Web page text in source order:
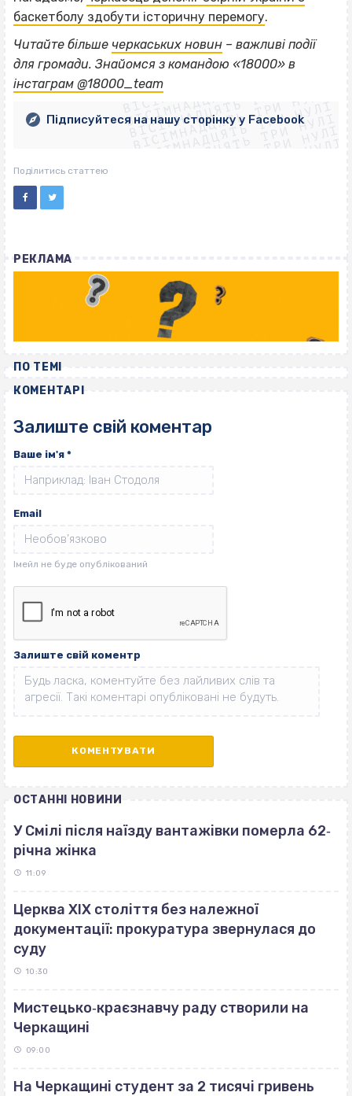
баскетболу здобути історичну перемогу.
Читайте більше черкаських новин – важливі події
для громади. Знайомся з командою «18000» в
інстаграм @18000_teamВІСІМНАДЦЯТЬ ТРИ НУЛІ
ВІСІМНАДЦЯТЬ ТРИ НУЛІ
ВІСІМНАДЦЯТЬ ТРИ НУЛІ
ВІСІМНАДЦЯТЬ ТРИ НУЛІ
ВІСІМНАДЦЯТЬ ТРИ НУЛІ
ВІСІМНАДЦЯТЬ ТРИ НУЛІ
ВІСІМНАДЦЯТЬ ТРИ НУЛІ
ВІСІМНАДЦЯТЬ ТРИ НУЛІ
Підписуйтеся на нашу сторінку у Facebook
Поділитись статтею
РЕКЛАМА
ПО ТЕМІ
КОМЕНТАРІ
Залиште свій коментар
Ваше ім'я *
Email
Залиште свій коментр
ОСТАННІ НОВИНИ
У Смілі після наїзду вантажівки померла 62‐
річна жінка
11:09
Церква ХІХ століття без належної
документації: прокуратура звернулася до
суду
10:30
Мистецько‐краєзнавчу раду створили на
Черкащині
09:00
На Черкащині студент за 2 тисячі гривень